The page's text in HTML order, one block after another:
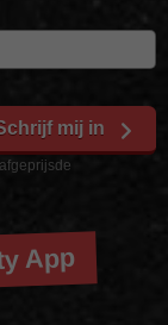
mij in
App